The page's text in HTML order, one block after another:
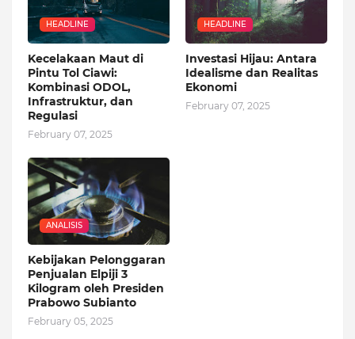
HEADLINE
Kecelakaan Maut di
Pintu Tol Ciawi:
Kombinasi ODOL,
Infrastruktur, dan
Regulasi
February 07, 2025
HEADLINE
Investasi Hijau: Antara
Idealisme dan Realitas
Ekonomi
February 07, 2025
ANALISIS
Kebijakan Pelonggaran
Penjualan Elpiji 3
Kilogram oleh Presiden
Prabowo Subianto
February 05, 2025